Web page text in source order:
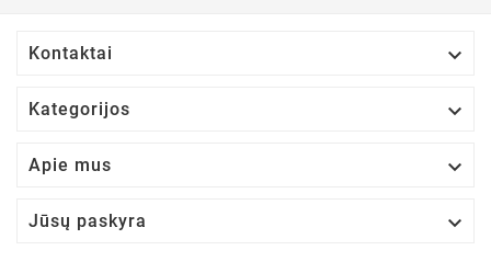
Kontaktai 
Kategorijos 
Apie mus 
Jūsų paskyra 